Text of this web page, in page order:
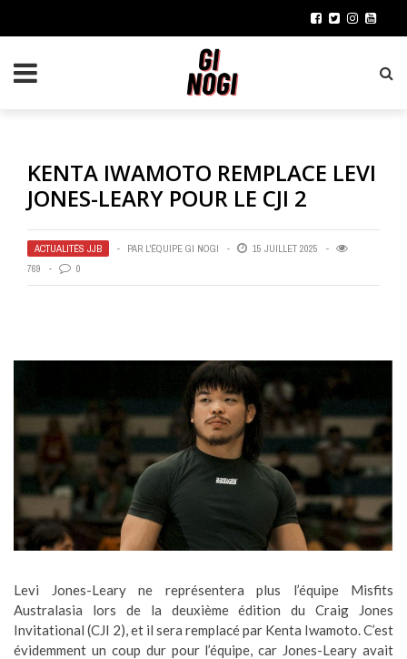
KENTA IWAMOTO REMPLACE LEVI
JONES-LEARY POUR LE CJI 2
ACTUALITÉS JJB PAR L'ÉQUIPE GI NOGI
15 JUILLET 2025
769
0
Levi Jones-Leary ne représentera plus l’équipe Misfits
Australasia lors de la deuxième édition du Craig Jones
Invitational (CJI 2), et il sera remplacé par Kenta Iwamoto. C’est
évidemment un coup dur pour l’équipe, car Jones-Leary avait